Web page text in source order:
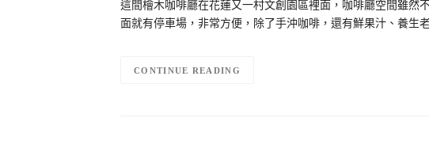
這間檜木咖啡廳在花蓮又一村文創園區裡面，咖啡廳空間雖然
面就有停車場，非常方便，除了手沖咖啡，還有鮮果汁、養生
CONTINUE READING